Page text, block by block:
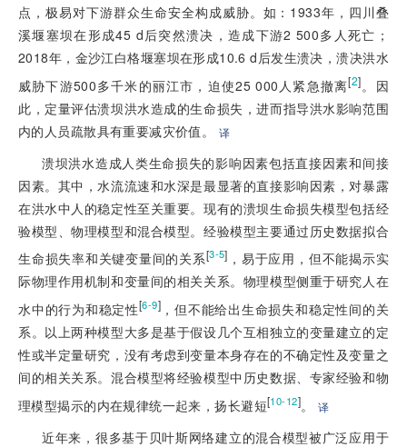
点，极易对下游群众生命安全构成威胁。如：1933年，四川叠
溪堰塞坝在形成45 d后突然溃决，造成下游2 500多人死亡；
2018年，金沙江白格堰塞坝在形成10.6 d后发生溃决，溃决洪水
威胁下游500多千米的丽江市，迫使25 000人紧急撤离[2]。因
此，定量评估溃坝洪水造成的生命损失，进而指导洪水影响范围
内的人员疏散具有重要减灾价值。
译
溃坝洪水造成人类生命损失的影响因素包括直接因素和间接
因素。其中，水流流速和水深是最显著的直接影响因素，对暴露
在洪水中人的稳定性至关重要。现有的溃坝生命损失模型包括经
验模型、物理模型和混合模型。经验模型主要通过历史数据拟合
生命损失率和关键变量间的关系[3-5] ，易于应用，但不能揭示实
际物理作用机制和变量间的相关关系。物理模型侧重于研究人在
水中的行为和稳定性[6-9] ，但不能给出生命损失和稳定性间的关
系。以上两种模型大多是基于假设几个互相独立的变量建立的定
性或半定量研究，没有考虑到变量本身存在的不确定性及变量之
间的相关关系。混合模型将经验模型中历史数据、专家经验和物
理模型揭示的内在规律统一起来，扬长避短[10-12]。 译
近年来，很多基于贝叶斯网络建立的混合模型被广泛应用于